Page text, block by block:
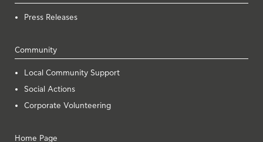
Press Releases
Community
Local Community Support
Social Actions
Corporate Volunteering
Home Page